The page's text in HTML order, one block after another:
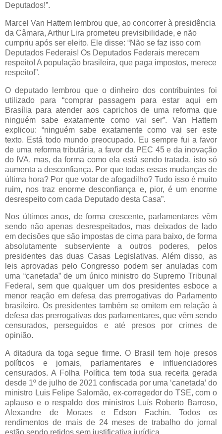
Deputados!”.
Marcel Van Hattem lembrou que, ao concorrer à presidência
da Câmara, Arthur Lira prometeu previsibilidade, e não
cumpriu após ser eleito. Ele disse: “Não se faz isso com
Deputados Federais! Os Deputados Federais merecem
respeito! A população brasileira, que paga impostos, merece
respeito!”.
O deputado lembrou que o dinheiro dos contribuintes foi
utilizado para “comprar passagem para estar aqui em
Brasília para atender aos caprichos de uma reforma que
ninguém sabe exatamente como vai ser”. Van Hattem
explicou: “ninguém sabe exatamente como vai ser este
texto. Está todo mundo preocupado. Eu sempre fui a favor
de uma reforma tributária, a favor da PEC 45 e da inovação
do IVA, mas, da forma como ela está sendo tratada, isto só
aumenta a desconfiança. Por que todas essas mudanças de
última hora? Por que votar de afogadilho? Tudo isso é muito
ruim, nos traz enorme desconfiança e, pior, é um enorme
desrespeito com cada Deputado desta Casa”.
Nos últimos anos, de forma crescente, parlamentares vêm
sendo não apenas desrespeitados, mas deixados de lado
em decisões que são impostas de cima para baixo, de forma
absolutamente subserviente a outros poderes, pelos
presidentes das duas Casas Legislativas. Além disso, as
leis aprovadas pelo Congresso podem ser anuladas com
uma “canetada” de um único ministro do Supremo Tribunal
Federal, sem que qualquer um dos presidentes esboce a
menor reação em defesa das prerrogativas do Parlamento
brasileiro. Os presidentes também se omitem em relação à
defesa das prerrogativas dos parlamentares, que vêm sendo
censurados, perseguidos e até presos por crimes de
opinião.
A ditadura da toga segue firme. O Brasil tem hoje presos
políticos e jornais, parlamentares e influenciadores
censurados. A Folha Política tem toda sua receita gerada
desde 1º de julho de 2021 confiscada por uma ‘canetada’ do
ministro Luis Felipe Salomão, ex-corregedor do TSE, com o
aplauso e o respaldo dos ministros Luís Roberto Barroso,
Alexandre de Moraes e Edson Fachin. Todos os
rendimentos de mais de 24 meses de trabalho do jornal